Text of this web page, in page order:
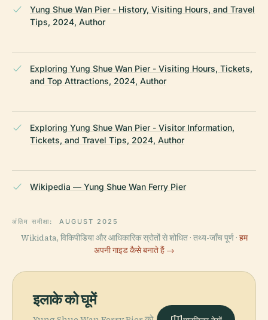
Yung Shue Wan Pier - History, Visiting Hours, and Travel
Tips, 2024, Author
Exploring Yung Shue Wan Pier - Visiting Hours, Tickets,
and Top Attractions, 2024, Author
Exploring Yung Shue Wan Pier - Visitor Information,
Tickets, and Travel Tips, 2024, Author
Wikipedia — Yung Shue Wan Ferry Pier
अंतिम समीक्षा: AUGUST 2025
Wikidata, विकिपीडिया और आधिकारिक स्रोतों से शोधित · तथ्य-जाँच पूर्ण · हम
अपनी गाइड कैसे बनाते हैं →
इलाके को घूमें